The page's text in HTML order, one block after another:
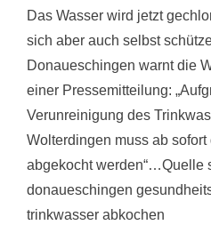
Das Wasser wird jetzt
sich aber auch selbst
Donaueschingen warnt die
einer Pressemitteilung:
Verunreinigung des
Wolterdingen muss ab
abgekocht werden“…Quelle
donaueschingen
trinkwasser abkochen